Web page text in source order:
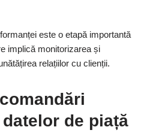
este o etapă importantă
implică monitorizarea și
relațiilor cu clienții.
de piață